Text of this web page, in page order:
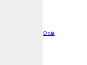
O nás